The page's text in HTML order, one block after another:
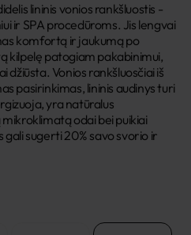
lininis vonios rankšluostis -
ir SPA procedūroms. Jis lengvai
komfortą ir jaukumą po
kilpelę patogiam pakabinimui,
džiūsta. Vonios rankšluosčiai iš
pasirinkimas, lininis audinys turi
yra natūralus
odai bei puikiai
sugerti 20% savo svorio ir